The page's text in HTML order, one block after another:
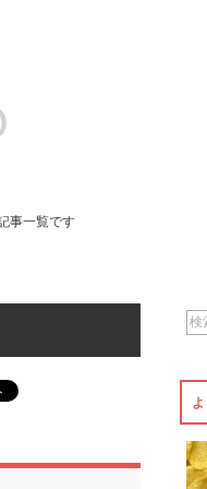
事一覧です